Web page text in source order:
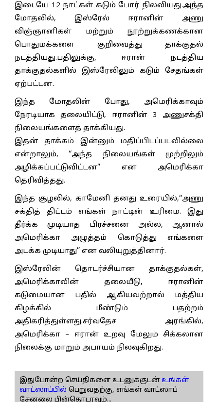
இடையே 12 நாட்கள் கடும் போர் நிலவியது.அந்த
மோதலில், இஸ்ரேல் ஈரானின் அணு
விஞ்ஞானிகள் மற்றும் நூற்றுக்கணக்கான
பொதுமக்களை குறிவைத்து தாக்குதல்
நடத்தியது.பதிலுக்கு, ஈரான் நடத்திய
தாக்குதல்களில் இஸ்ரேலிலும் கடும் சேதங்கள்
ஏற்பட்டன.
இந்த மோதலின் போது, அமெரிக்காவும்
நேரடியாக தலையிட்டு, ஈரானின் 3 அணுசக்தி
நிலையங்களைத் தாக்கியது.
இதன் தாக்கம் இன்னும் மதிப்பிடப்படவில்லை
என்றாலும், “அந்த நிலையங்கள் முற்றிலும்
அழிக்கப்பட்டுவிட்டன” என அமெரிக்கா
தெரிவித்தது.
இந்த சூழலில், காமேனி தனது உரையில்,“அணு
சக்தித் திட்டம் எங்கள் நாட்டின் உரிமை. இது
தீர்க்க முடியாத பிரச்சனை அல்ல, ஆனால்
அமெரிக்கா அழுத்தம் கொடுத்து எங்களை
அடக்க முடியாது” என வலியுறுத்தினார்.
இஸ்ரேலின் தொடர்ச்சியான தாக்குதல்கள்,
அமெரிக்காவின் தலையீடு, ஈரானின்
கடுமையான பதில் ஆகியவற்றால் மத்திய
கிழக்கில் மீண்டும் பதற்றம்
அதிகரித்துள்ளது.சர்வதேச அரங்கில்,
அமெரிக்கா – ஈரான் உறவு மேலும் சிக்கலான
நிலைக்கு மாறும் அபாயம் நிலவுகிறது.
இதுபோன்ற செய்திகளை உடனுக்குடன் உங்கள்
வாட்ஸாப்பில் பெறுவதற்கு, எங்கள் வாட்ஸாப்
சேனலை பின்தொடரவும்...